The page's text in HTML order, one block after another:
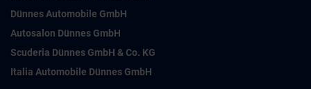
Dünnes Automobile GmbH
Autosalon Dünnes GmbH
Scuderia Dünnes GmbH & Co. KG
Italia Automobile Dünnes GmbH